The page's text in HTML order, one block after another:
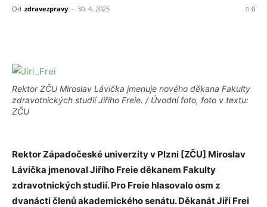
Od zdravezpravy - 30. 4. 2025 0
Rektor ZČU Miroslav Lávička jmenuje nového děkana Fakulty
zdravotnických studií Jiřího Freie. / Úvodní foto, foto v textu:
ZČU
Rektor Západočeské univerzity v Plzni [ZČU] Miroslav
Lávička jmenoval Jiřího Freie děkanem Fakulty
zdravotnických studií. Pro Freie hlasovalo osm z
dvanácti členů akademického senátu. Děkanát Jiří Frei